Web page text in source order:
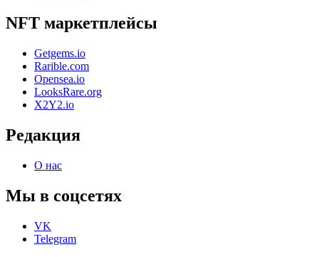
NFT маркетплейсы
Getgems.io
Rarible.com
Opensea.io
LooksRare.org
X2Y2.io
Редакция
О нас
Мы в соцсетях
VK
Telegram